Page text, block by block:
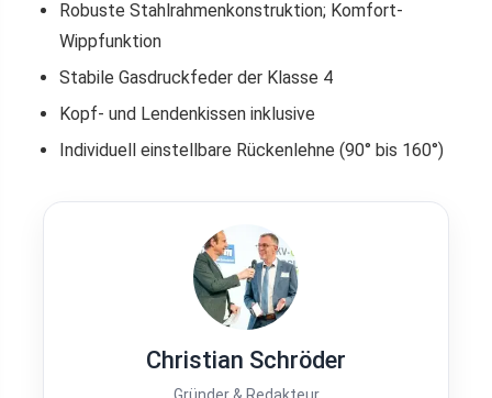
Robuste Stahlrahmenkonstruktion; Komfort-
Wippfunktion
Stabile Gasdruckfeder der Klasse 4
Kopf- und Lendenkissen inklusive
Individuell einstellbare Rückenlehne (90° bis 160°)
Christian Schröder